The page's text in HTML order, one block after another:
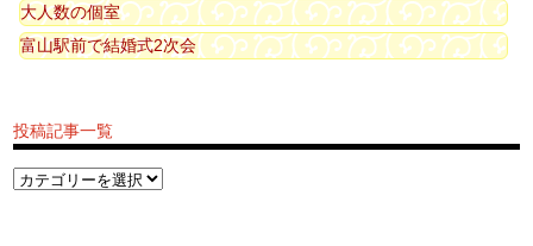
大人数の個室
富山駅前で結婚式2次会
投稿記事一覧